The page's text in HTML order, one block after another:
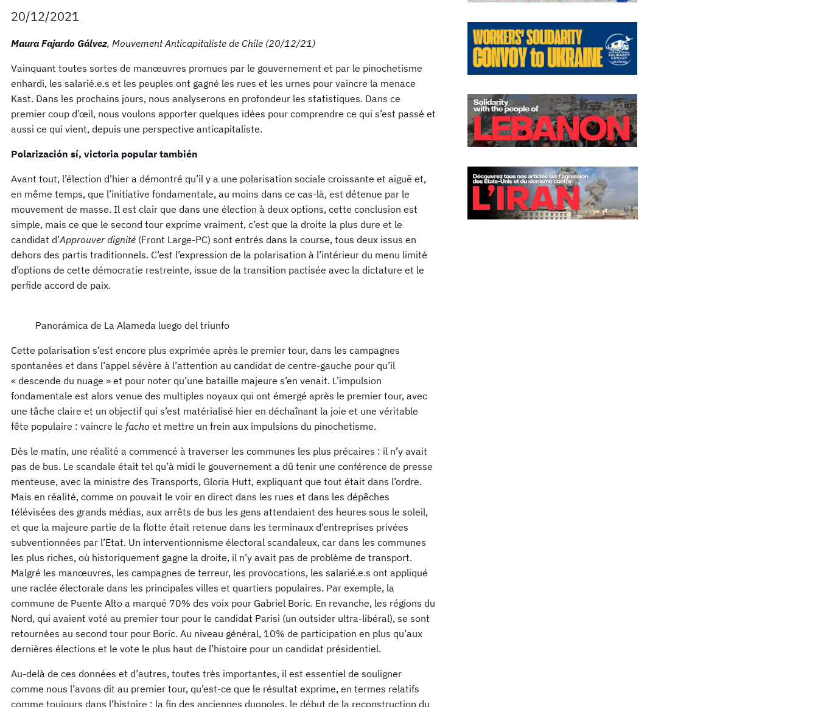
20/12/2021
Maura Fajardo Gálvez, Mouvement Anticapitaliste de Chile (20/12/21)
Vainquant toutes sortes de manœuvres promues par le gouvernement et par le pinochetisme
enhardi, les salarié.e.s et les peuples ont gagné les rues et les urnes pour vaincre la menace
Kast. Dans les prochains jours, nous analyserons en profondeur les statistiques. Dans ce
premier coup d’œil, nous voulons apporter quelques idées pour comprendre ce qui s’est passé et
aussi ce qui vient, depuis une perspective anticapitaliste.
Polarización sí, victoria popular también
Avant tout, l’élection d’hier a démontré qu’il y a une polarisation sociale croissante et aiguë et,
en même temps, que l’initiative fondamentale, au moins dans ce cas-là, est détenue par le
mouvement de masse. Il est clair que dans une élection à deux options, cette conclusion est
simple, mais ce que le second tour exprime vraiment, c’est que la droite la plus dure et le
candidat d’Approuver dignité (Front Large-PC) sont entrés dans la course, tous deux issus en
dehors des partis traditionnels. C’est l’expression de la polarisation à l’intérieur du menu limité
d’options de cette démocratie restreinte, issue de la transition pactisée avec la dictature et le
perfide accord de paix.
Panorámica de La Alameda luego del triunfo
Cette polarisation s’est encore plus exprimée après le premier tour, dans les campagnes
spontanées et dans l’appel sévère à l’attention au candidat de centre-gauche pour qu’il
« descende du nuage » et pour noter qu’une bataille majeure s’en venait. L’impulsion
fondamentale est alors venue des multiples noyaux qui ont émergé après le premier tour, avec
une tâche claire et un objectif qui s’est matérialisé hier en déchaînant la joie et une véritable
fête populaire : vaincre le facho et mettre un frein aux impulsions du pinochetisme.
Dès le matin, une réalité a commencé à traverser les communes les plus précaires : il n’y avait
pas de bus. Le scandale était tel qu’à midi le gouvernement a dû tenir une conférence de presse
menteuse, avec la ministre des Transports, Gloria Hutt, expliquant que tout était dans l’ordre.
Mais en réalité, comme on pouvait le voir en direct dans les rues et dans les dépêches
télévisées des grands médias, aux arrêts de bus les gens attendaient des heures sous le soleil,
et que la majeure partie de la flotte était retenue dans les terminaux d’entreprises privées
subventionnées par l’Etat. Un interventionnisme électoral scandaleux, car dans les communes
les plus riches, où historiquement gagne la droite, il n’y avait pas de problème de transport.
Malgré les manœuvres, les campagnes de terreur, les provocations, les salarié.e.s ont appliqué
une raclée électorale dans les principales villes et quartiers populaires. Par exemple, la
commune de Puente Alto a marqué 70% des voix pour Gabriel Boric. En revanche, les régions du
Nord, qui avaient voté au premier tour pour le candidat Parisi (un outsider ultra-libéral), se sont
retournées au second tour pour Boric. Au niveau général, 10% de participation en plus qu’aux
dernières élections et le vote le plus haut de l’histoire pour un candidat présidentiel.
Au-delà de ces données et d’autres, toutes très importantes, il est essentiel de souligner
comme nous l’avons dit au premier tour, qu’est-ce que le résultat exprime, en termes relatifs
comme toujours dans l’histoire : la fin des anciennes duopoles, le début de la reconstruction du